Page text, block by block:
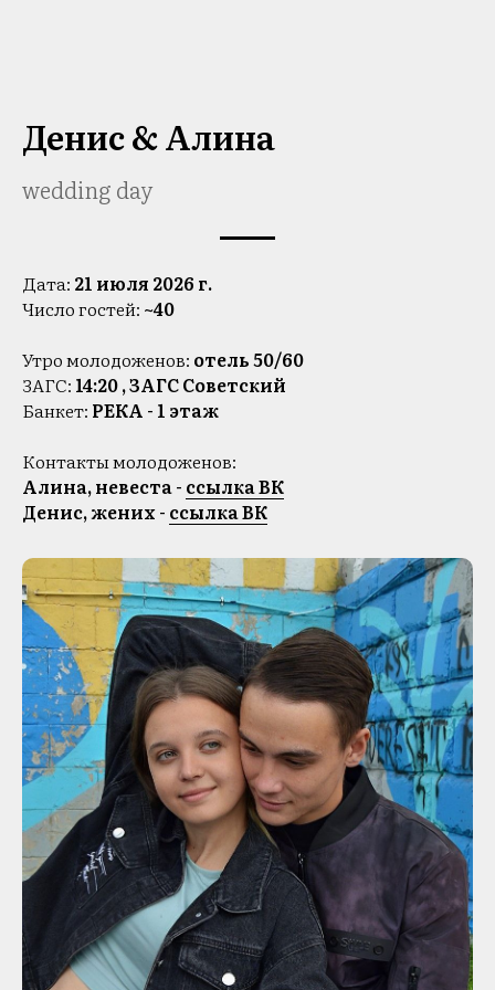
Денис & Алина
wedding day
Дата: 21 июля 2026 г.
Число гостей: ~40
Утро молодоженов: отель 50/60
ЗАГС: 14:20 , ЗАГС Советский
Банкет: РЕКА - 1 этаж
Контакты молодоженов:
Алина, невеста - ссылка ВК
Денис, жених - ссылка ВК